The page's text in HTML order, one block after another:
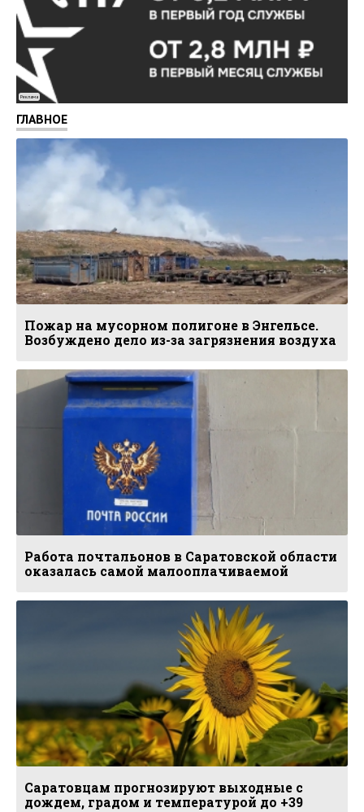
Реклама
ГЛАВНОЕ
Пожар на мусорном полигоне в Энгельсе.
Возбуждено дело из-за загрязнения воздуха
Работа почтальонов в Саратовской области
оказалась самой малооплачиваемой
Саратовцам прогнозируют выходные с
дождем, градом и температурой до +39